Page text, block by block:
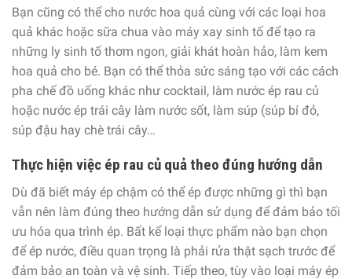
Bạn cũng có thể cho nước hoa quả cùng với các loại hoa
quả khác hoặc sữa chua vào máy xay sinh tố để tạo ra
những ly sinh tố thơm ngon, giải khát hoàn hảo, làm kem
hoa quả cho bé. Bạn có thể thỏa sức sáng tạo với các cách
pha chế đồ uống khác như cocktail, làm nước ép rau củ
hoặc nước ép trái cây làm nước sốt, làm súp (súp bí đỏ,
súp đậu hay chè trái cây…
Thực hiện việc ép rau củ quả theo đúng hướng dẫn
Dù đã biết máy ép chậm có thể ép được những gì thì bạn
vẫn nên làm đúng theo hướng dẫn sử dụng để đảm bảo tối
ưu hóa qua trình ép. Bất kể loại thực phẩm nào bạn chọn
để ép nước, điều quan trọng là phải rửa thật sạch trước để
đảm bảo an toàn và vệ sinh. Tiếp theo, tùy vào loại máy ép